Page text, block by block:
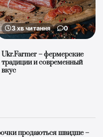
3 хв читання 0
Ukr.Farmer – фермерские
традиции и современный
вкус
продаються швидше –